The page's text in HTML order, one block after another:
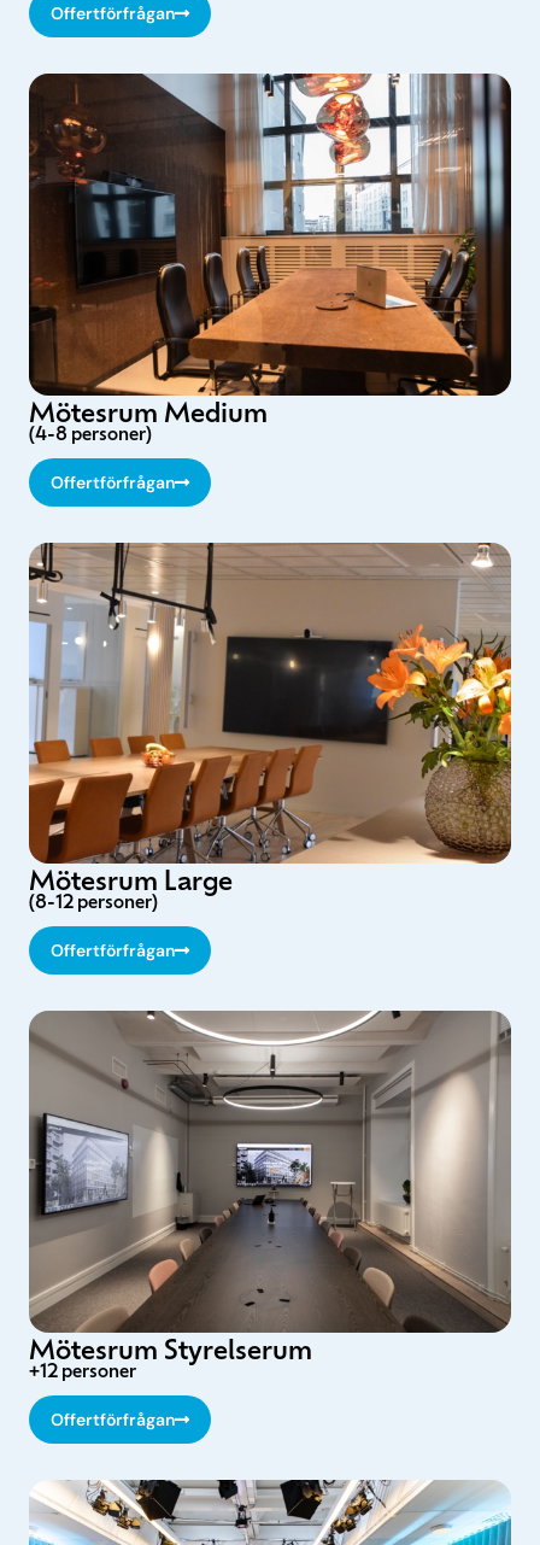
Offertförfrågan
Mötesrum Medium
(4-8 personer)
Offertförfrågan
Mötesrum Large
(8-12 personer)
Offertförfrågan
Mötesrum Styrelserum
+12 personer
Offertförfrågan